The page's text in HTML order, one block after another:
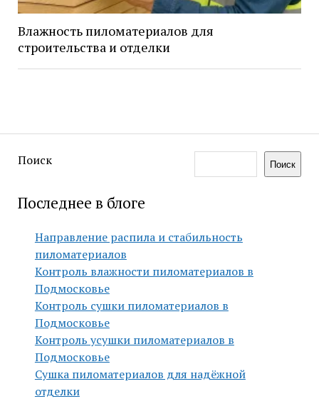
Влажность пиломатериалов для
строительства и отделки
Поиск Поиск
Последнее в блоге
Направление распила и стабильность
пиломатериалов
Контроль влажности пиломатериалов в
Подмосковье
Контроль сушки пиломатериалов в
Подмосковье
Контроль усушки пиломатериалов в
Подмосковье
Сушка пиломатериалов для надёжной
отделки